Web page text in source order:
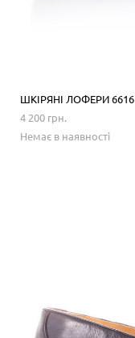
ШКІРЯНІ ЛОФЕРИ 6616
4 200 грн.
Немає в наявності